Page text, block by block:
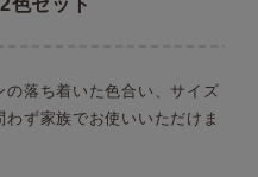
の落ち着いた色合い、サイズ
ず家族でお使いいただけま